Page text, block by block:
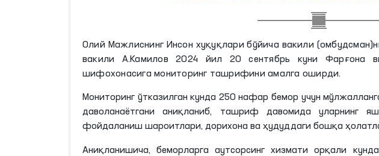
Олий Мажлиснинг Инсон хуқуқлари бўйича вакили
вакили А.Камилов 2024 йил 20 сентябрь куни Фарғона
шифохонасига мониторинг ташрифини амалга оширди.
Мониторинг ўтказилган кунда 250 нафар бемор учун
даволанаётгани аниқланиб, ташриф давомида уларнинг
фойдаланиш шароитлари, дорихона ва ҳудуддаги бошқа
Аниқланишича, беморларга аутсорсинг хизмати орқали